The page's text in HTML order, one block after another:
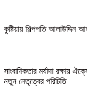
কুষ্টিয়ায় শিল্পপতি আলাউদ্দিন
সাংবাদিকতার মর্যাদা রক্ষায়
নতুন নেতৃত্বের পরিচিতি